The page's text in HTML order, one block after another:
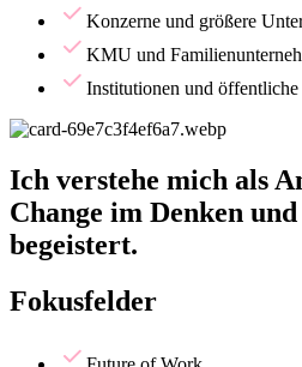
Konzerne und größere
KMU und
Institutionen und öffentliche
Ich verstehe mich als
Change im Denken
begeistert.
Fokusfelder